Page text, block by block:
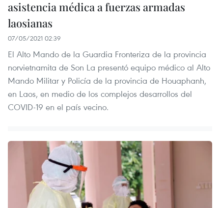
asistencia médica a fuerzas armadas
laosianas
07/05/2021 02:39
El Alto Mando de la Guardia Fronteriza de la provincia
norvietnamita de Son La presentó equipo médico al Alto
Mando Militar y Policía de la provincia de Houaphanh,
en Laos, en medio de los complejos desarrollos del
COVID-19 en el país vecino.